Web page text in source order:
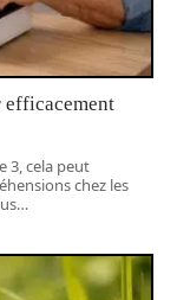
efficacement
3, cela peut
chez les
…